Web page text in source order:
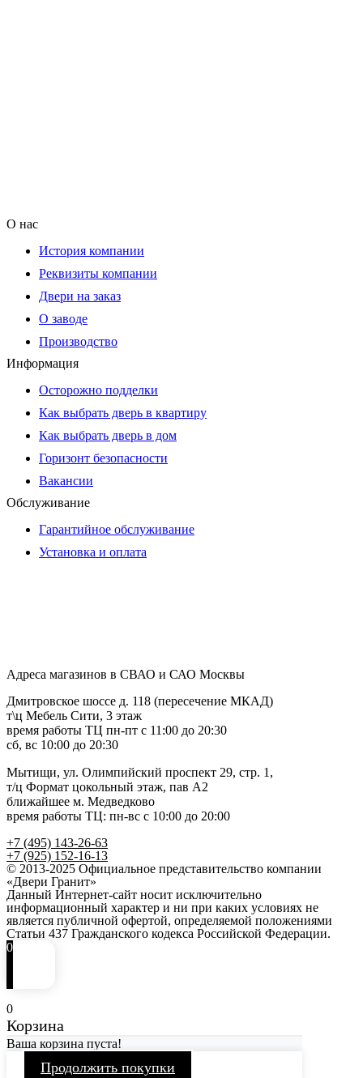
О нас
История компании
Реквизиты компании
Двери на заказ
О заводе
Производство
Информация
Осторожно подделки
Как выбрать дверь в квартиру
Как выбрать дверь в дом
Горизонт безопасности
Вакансии
Обслуживание
Гарантийное обслуживание
Установка и оплата
Адреса магазинов в СВАО и САО Москвы
Дмитровское шоссе д. 118 (пересечение МКАД)
т\ц Мебель Сити, 3 этаж
время работы ТЦ пн-пт с 11:00 до 20:30
сб, вс 10:00 до 20:30
Мытищи, ул. Олимпийский проспект 29, стр. 1,
т/ц Формат цокольный этаж, пав А2
ближайшее м. Медведково
время работы ТЦ: пн-вс с 10:00 до 20:00
+7 (495) 143-26-63
+7 (925) 152-16-13
© 2013-2025 Официальное представительство компании
«Двери Гранит»
Данный Интернет-сайт носит исключительно
информационный характер и ни при каких условиях не
является публичной офертой, определяемой положениями
Статьи 437 Гражданского кодекса Российской Федерации.
0
0
Корзина
Ваша корзина пуста!
Продолжить покупки